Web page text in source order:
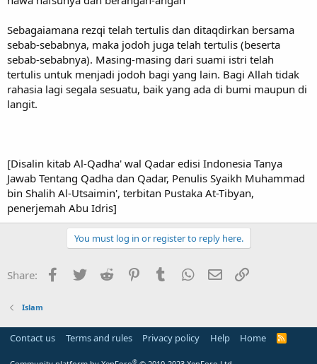
Sebagaiamana rezqi telah tertulis dan ditaqdirkan bersama
sebab-sebabnya, maka jodoh juga telah tertulis (beserta
sebab-sebabnya). Masing-masing dari suami istri telah
tertulis untuk menjadi jodoh bagi yang lain. Bagi Allah tidak
rahasia lagi segala sesuatu, baik yang ada di bumi maupun di
langit.
[Disalin kitab Al-Qadha' wal Qadar edisi Indonesia Tanya
Jawab Tentang Qadha dan Qadar, Penulis Syaikh Muhammad
bin Shalih Al-Utsaimin', terbitan Pustaka At-Tibyan,
penerjemah Abu Idris]
You must log in or register to reply here.
Share: Facebook
Twitter Reddit PinterestTumblr WhatsApp
Email
Islam
Contact us Terms and rules Privacy policy Help Home
R
®